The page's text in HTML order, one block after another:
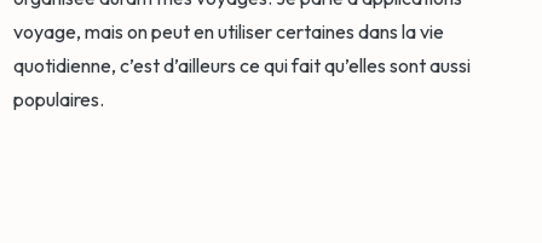
voyage, mais on peut en utiliser certaines dans la vie
quotidienne, c’est d’ailleurs ce qui fait qu’elles sont aussi
populaires.